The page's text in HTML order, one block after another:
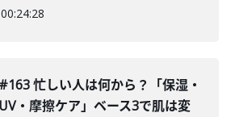
00:24:28
#163 忙しい人は何から？「保湿・
UV・摩擦ケア」ベース3で肌は変